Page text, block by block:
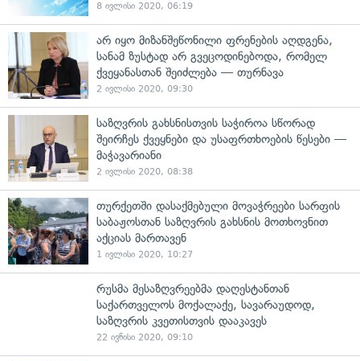
8 ივლისი 2020, 06:19
არ იყო მიზანშეწონილი ფრენების აღდგენა,
სანამ ზუსტად არ გვეცოდინებოდა, რომელ
ქვეყანასთან შეიძლება — თურნავა
2 ივლისი 2020, 09:30
საზღვრის გახსნისთვის საჭიროა სწორად
შეირჩეს ქვეყნები და უსაფრთხოების წესები —
მაჭავარიანი
2 ივლისი 2020, 08:38
თურქეთში დასაქმებული მოვაჭრეები სარფის
საბაჟოსთან საზღვრის გახსნის მოთხოვნით
აქციას მართავენ
1 ივლისი 2020, 10:27
რუსმა მესაზღვრეებმა დაღესტანთან
საქართველოს მოქალაქე, სავარაუდოდ,
საზღვრის კვეთისთვის დააკავეს
22 ივნისი 2020, 09:10